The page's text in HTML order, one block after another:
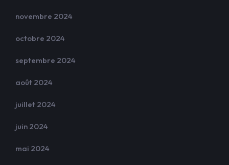
novembre 2024
octobre 2024
septembre 2024
août 2024
juillet 2024
juin 2024
mai 2024